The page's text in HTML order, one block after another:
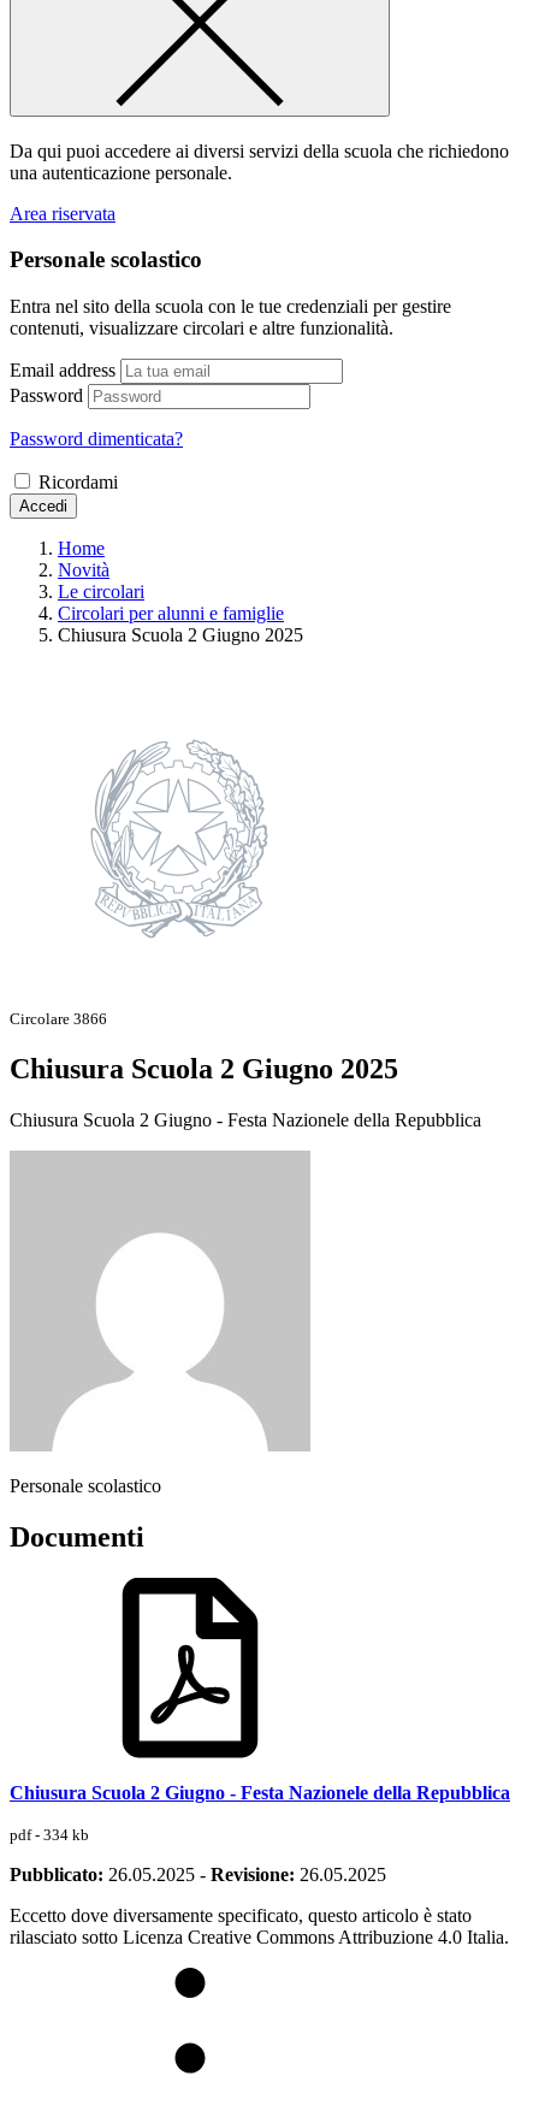
Da qui puoi accedere ai diversi servizi della scuola che richiedono
una autenticazione personale.
Area riservata
Personale scolastico
Entra nel sito della scuola con le tue credenziali per gestire
contenuti, visualizzare circolari e altre funzionalità.
Email address
Password
Password dimenticata?
Ricordami
Accedi
Home
Novità
Le circolari
Circolari per alunni e famiglie
Chiusura Scuola 2 Giugno 2025
Circolare 3866
Chiusura Scuola 2 Giugno 2025
Chiusura Scuola 2 Giugno - Festa Nazionele della Repubblica
Personale scolastico
Documenti
Chiusura Scuola 2 Giugno - Festa Nazionele della Repubblica
pdf - 334 kb
Pubblicato: 26.05.2025 - Revisione: 26.05.2025
Eccetto dove diversamente specificato, questo articolo è stato
rilasciato sotto Licenza Creative Commons Attribuzione 4.0 Italia.